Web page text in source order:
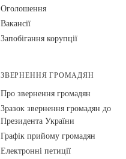
Оголошення
Вакансії
Запобігання корупції
ЗВЕРНЕННЯ ГРОМАДЯН
Про звернення громадян
Зразок звернення громадян до
Президента України
Графік прийому громадян
Електронні петиції